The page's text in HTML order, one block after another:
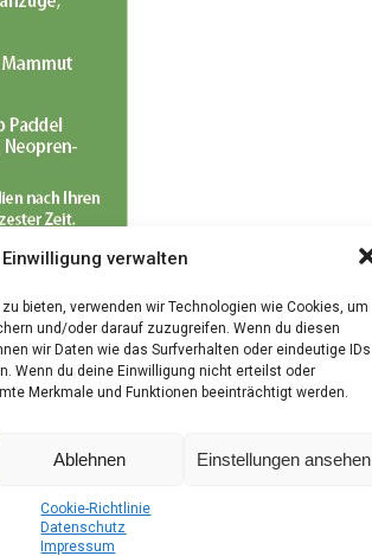
Einwilligung verwalten
bieten, verwenden wir Technologien wie Cookies, um
und/oder darauf zuzugreifen. Wenn du diesen
wir Daten wie das Surfverhalten oder eindeutige IDs
Wenn du deine Einwilligung nicht erteilst oder
Merkmale und Funktionen beeinträchtigt werden.
Ablehnen Einstellungen ansehen
Coo­kie-Richt­li­nie
Daten­schutz
Impres­sum